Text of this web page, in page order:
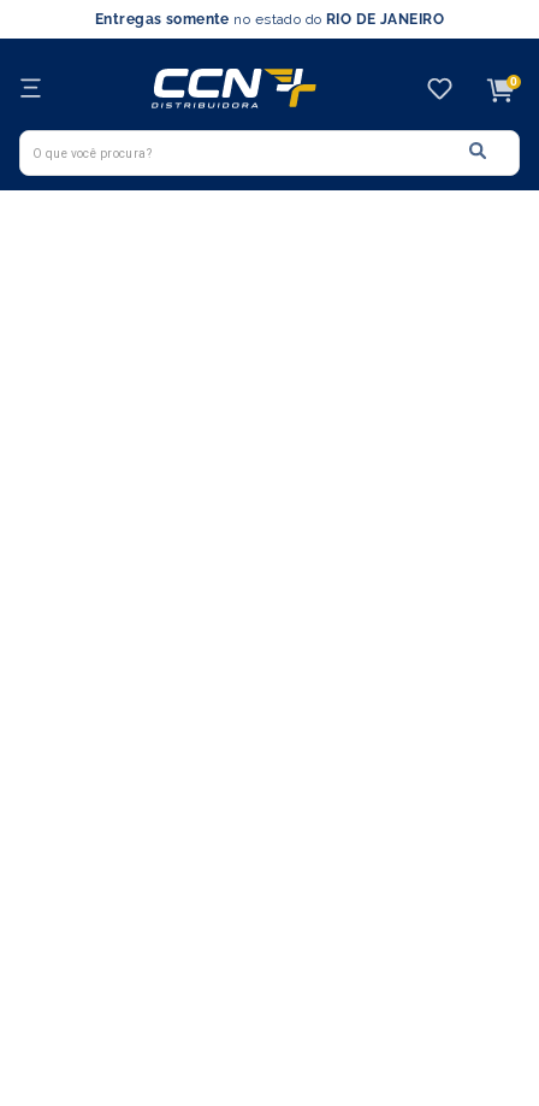
Entregas somente no estado do RIO DE JANEIRO
0